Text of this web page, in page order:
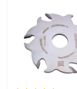
Nejprodávanější
Abecedně